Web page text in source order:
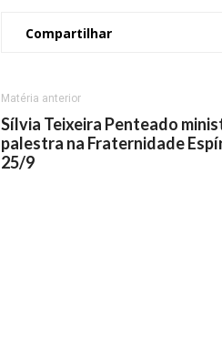
Compartilhar
Matéria anterior
Sílvia Teixeira Penteado
palestra na Fraternidade
25/9